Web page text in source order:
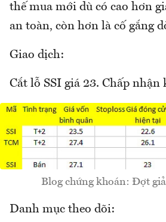
thế mua mới dù có cao hơn
an toàn, còn hơn là cố gắng
Giao dịch:
Cắt lỗ SSI giá 23. Chấp nhận
Blog chứng khoán: Đợt
Danh mục theo dõi: